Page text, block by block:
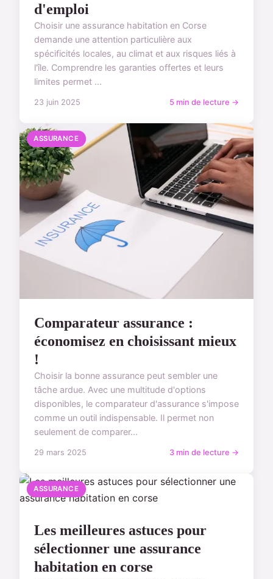
d'emploi
Choisir une assurance habitation en Corse
demande une attention particulière aux
spécificités locales, au climat et aux risques liés à
l'île. Comprendre les garanties offertes et leurs
limites permet ...
23 juin 2025 5 min de lecture →
ASSURANCE
Comparateur assurance :
économisez en choisissant mieux
!
Choisir la bonne assurance peut sembler une
tâche ardue. Avec une multitude d'options
disponibles, le comparateur d'assurance s'impose
comme un outil indispensable. Il permet non
seulement de comparer...
29 mars 2025 3 min de lecture →
ASSURANCE
Les meilleures astuces pour
sélectionner une assurance
habitation en corse